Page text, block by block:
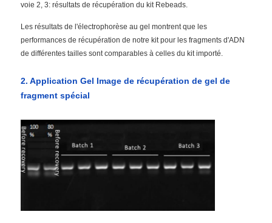
voie 2, 3: résultats de récupération du kit Rebeads.
Les résultats de l'électrophorèse au gel montrent que les
performances de récupération de notre kit pour les fragments d'ADN
de différentes tailles sont comparables à celles du kit importé.
2. Application Gel Image de récupération de gel de
fragment spécial